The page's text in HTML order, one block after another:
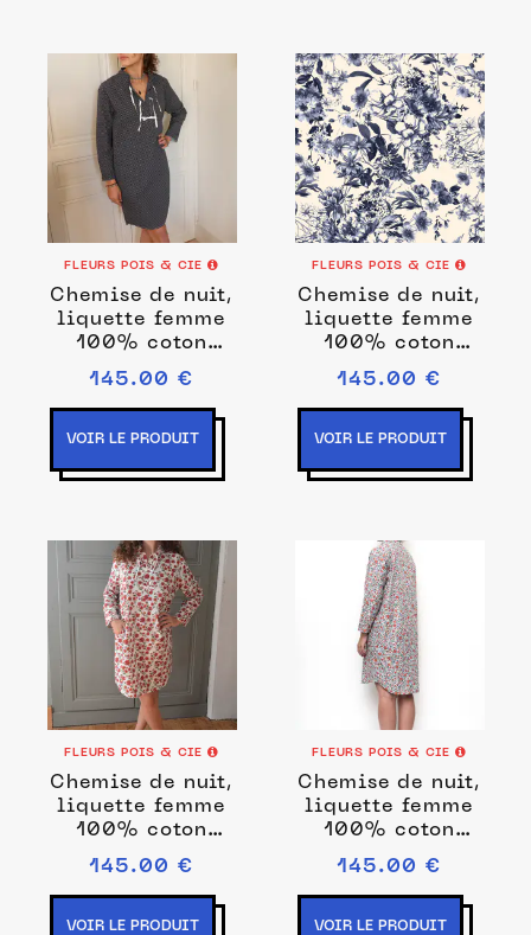
FLEURS POIS & CIE
Chemise de nuit,
liquette femme
100% coton
fabrication
française
145.00 €
VOIR LE PRODUIT
FLEURS POIS & CIE
Chemise de nuit,
liquette femme
100% coton
fabrication
française
145.00 €
VOIR LE PRODUIT
FLEURS POIS & CIE
Chemise de nuit,
liquette femme
100% coton
fabrication
française
145.00 €
VOIR LE PRODUIT
FLEURS POIS & CIE
Chemise de nuit,
liquette femme
100% coton
fabrication
française
145.00 €
VOIR LE PRODUIT